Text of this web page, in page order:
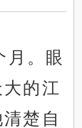
月。眼
的江
楚自